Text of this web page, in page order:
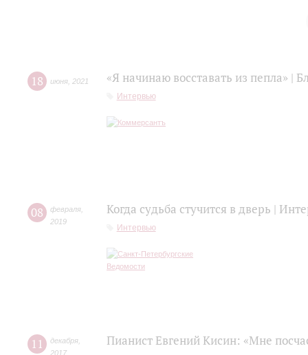
18 июня 2021 «Я начинаю восставать из пепла» |
Интервью
08 февраля
2019
Когда судьба стучится в дверь |
Интервью
11 декабря
2017
Пианист Евгений Кисин: «Мне